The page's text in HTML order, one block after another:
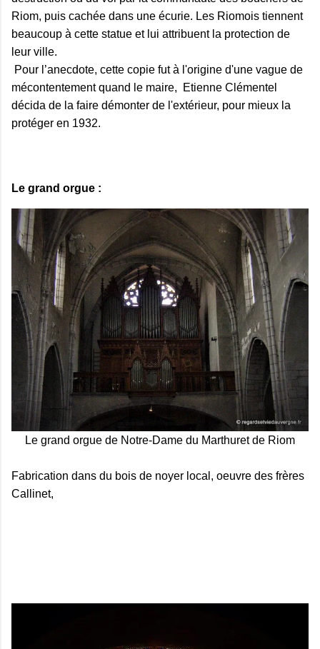
Riom, puis cachée dans une écurie. Les Riomois tiennent
beaucoup à cette statue et lui attribuent la protection de
leur ville.
Pour l’anecdote, cette copie fut à l'origine d'une vague de
mécontentement quand le maire, Etienne Clémentel
décida de la faire démonter de l'extérieur, pour mieux la
protéger en 1932.
Le grand orgue :
Le grand orgue de Notre-Dame du Marthuret de Riom
Fabrication dans du bois de noyer local, oeuvre des frères
Callinet,